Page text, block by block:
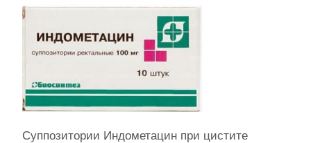
Суппозитории Индометацин при цистите